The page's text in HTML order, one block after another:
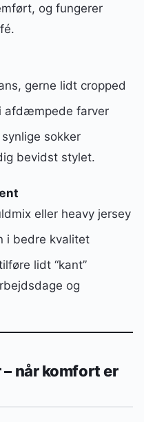
og fungerer
gerne lidt cropped
afdæmpede farver
sokker
bevidst stylet.
eller heavy jersey
i bedre kvalitet
lidt “kant”
og
når komfort er